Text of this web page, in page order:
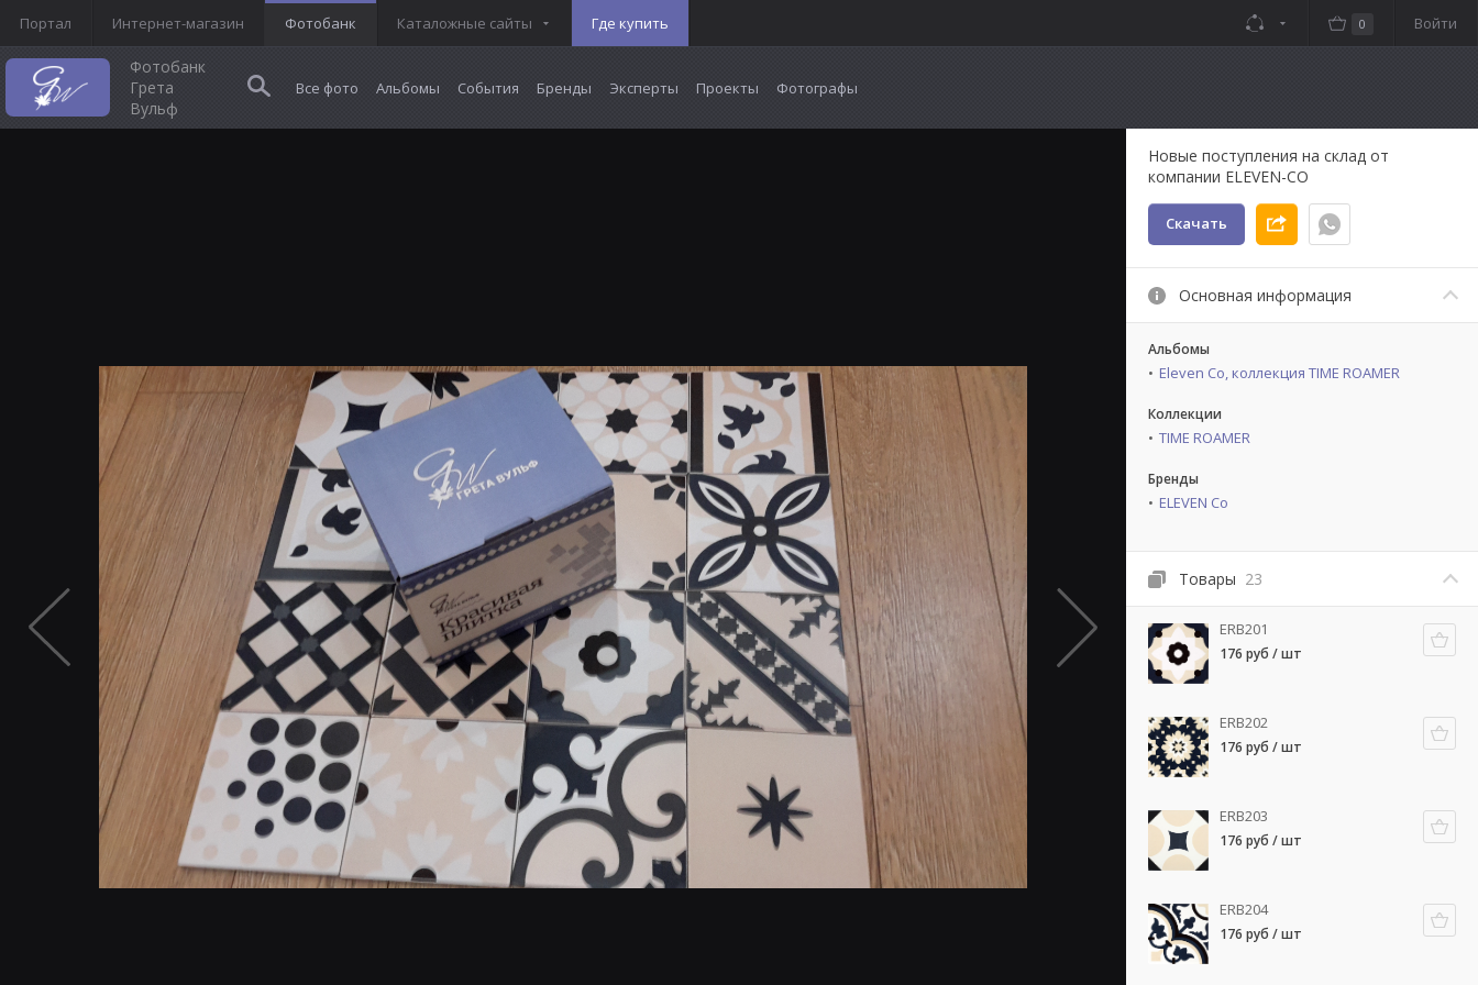
Портал Интернет-магазин Фотобанк Каталожные сайты Где купить Войти
0
Фотобанк
Грета
Вульф
Все фото Альбомы События Бренды Эксперты Проекты Фотографы
Новые поступления на склад от
компании ELEVEN-CO
Скачать
Основная информация
Альбомы
Eleven Co, коллекция TIME ROAMER
Коллекции
TIME ROAMER
Бренды
ELEVEN Co
Товары 23
ERB201
176 руб / шт
ERB202
176 руб / шт
ERB203
176 руб / шт
ERB204
176 руб / шт